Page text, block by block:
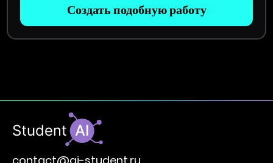
Создать подобную работу